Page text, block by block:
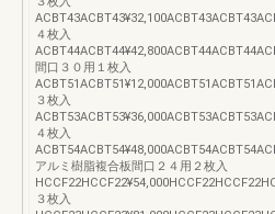
４枚入
間口３０用１枚入
３枚入
４枚入
アルミ樹脂複合板間口２４用２枚入
３枚入